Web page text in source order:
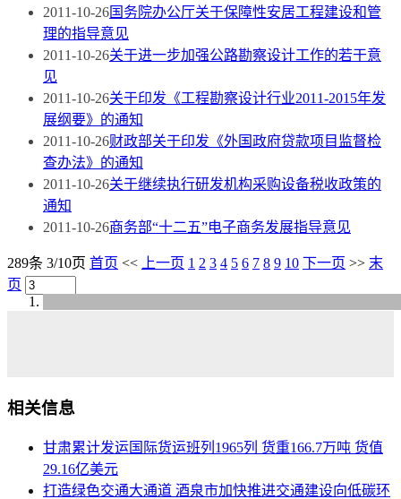
2011-10-26国务院办公厅关于保障性安居工程建设和管
理的指导意见
2011-10-26关于进一步加强公路勘察设计工作的若干意
见
2011-10-26关于印发《工程勘察设计行业2011-2015年发
展纲要》的通知
2011-10-26财政部关于印发《外国政府贷款项目监督检
查办法》的通知
2011-10-26关于继续执行研发机构采购设备税收政策的
通知
2011-10-26商务部“十二五”电子商务发展指导意见
289条 3/10页 首页 << 上一页 1 2 3 4 5 6 7 8 9 10 下一页 >> 末
页
相关信息
甘肃累计发运国际货运班列1965列 货重166.7万吨 货值
29.16亿美元
打造绿色交通大通道 酒泉市加快推进交通建设向低碳环